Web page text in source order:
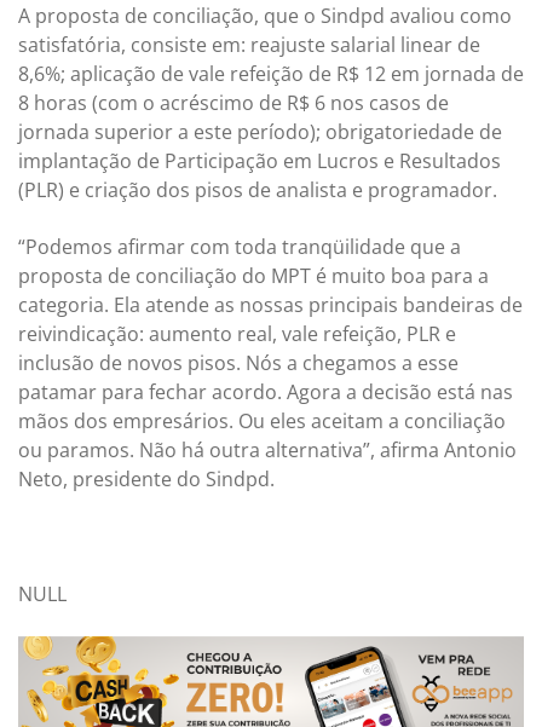
A proposta de conciliação, que o Sindpd avaliou como
satisfatória, consiste em: reajuste salarial linear de
8,6%; aplicação de vale refeição de R$ 12 em jornada de
8 horas (com o acréscimo de R$ 6 nos casos de
jornada superior a este período); obrigatoriedade de
implantação de Participação em Lucros e Resultados
(PLR) e criação dos pisos de analista e programador.
“Podemos afirmar com toda tranqüilidade que a
proposta de conciliação do MPT é muito boa para a
categoria. Ela atende as nossas principais bandeiras de
reivindicação: aumento real, vale refeição, PLR e
inclusão de novos pisos. Nós a chegamos a esse
patamar para fechar acordo. Agora a decisão está nas
mãos dos empresários. Ou eles aceitam a conciliação
ou paramos. Não há outra alternativa”, afirma Antonio
Neto, presidente do Sindpd.
NULL